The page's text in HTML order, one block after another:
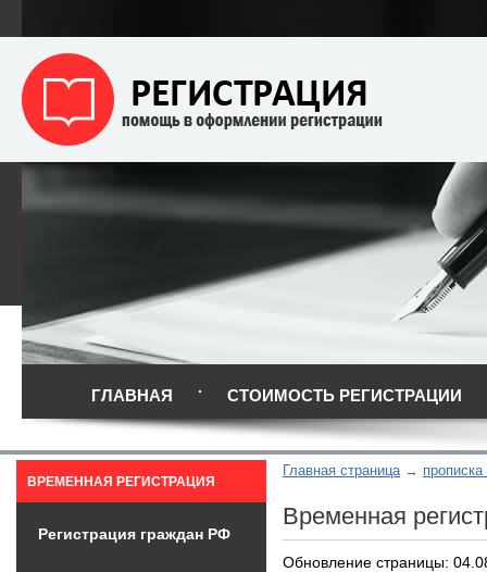
ГЛАВНАЯ СТОИМОСТЬ РЕГИСТРАЦИИ
Главная страница
Временная
Обновление страницы:
ВРЕМЕННАЯ РЕГИСТРАЦИЯ
Регистрация граждан РФ